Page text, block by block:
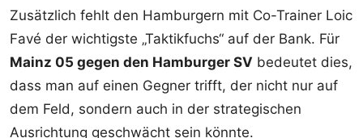
Zusätzlich fehlt den Hamburgern mit Co-Trainer Loic
Favé der wichtigste „Taktikfuchs“ auf der Bank. Für
Mainz 05 gegen den Hamburger SV bedeutet dies,
dass man auf einen Gegner trifft, der nicht nur auf
dem Feld, sondern auch in der strategischen
Ausrichtung geschwächt sein könnte.